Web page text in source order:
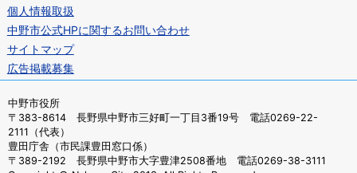
個人情報取扱
中野市公式HPに関するお問い合わせ
サイトマップ
広告掲載募集
中野市役所
〒383-8614 長野県中野市三好町一丁目3番19号 電話0269-22-
2111（代表）
豊田庁舎（市民課豊田窓口係）
〒389-2192 長野県中野市大字豊津2508番地 電話0269-38-3111